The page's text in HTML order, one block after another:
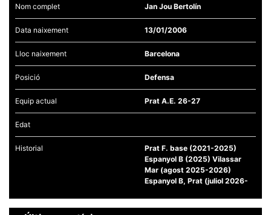
Nom complet Jan Jou Bertolín
Data naixement 13/01/2006
Lloc naixement Barcelona
Posició Defensa
Equip actual Prat A.E. 26-27
Edat
Historial
Prat F. base (2021-2025)
Espanyol B (2025) Vilassar
Mar (agost 2025-2026)
Espanyol B, Prat (juliol 2026-
Necessàries